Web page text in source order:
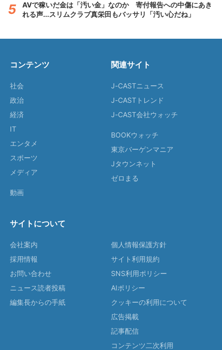
AVで稼いだ金は「汚い金」なのか 寄付報告への中傷にあき
れる声...スリムクラブ真栄田もバッサリ「汚い心だね」
コンテンツ
社会
政治
経済
IT
エンタメ
スポーツ
メディア
動画
関連サイト
J-CASTニュース
J-CASTトレンド
J-CAST会社ウォッチ
BOOKウォッチ
東京バーゲンマニア
Jタウンネット
ゼロまる
サイトについて
会社案内
採用情報
お問い合わせ
ニュース読者投稿
編集長からの手紙
個人情報保護方針
サイト利用規約
SNS利用ポリシー
AIポリシー
クッキーの利用について
広告掲載
記事配信
コンテンツ二次利用